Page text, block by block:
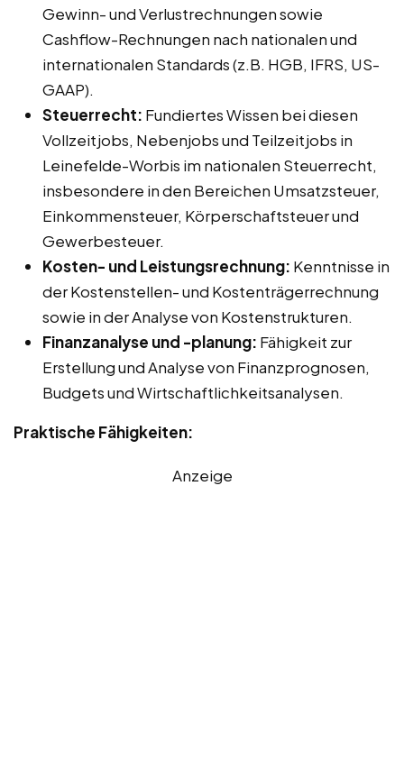
Gewinn- und Verlustrechnungen sowie
Cashflow-Rechnungen nach nationalen und
internationalen Standards (z.B. HGB, IFRS, US-
GAAP).
Steuerrecht: Fundiertes Wissen bei diesen
Vollzeitjobs, Nebenjobs und Teilzeitjobs in
Leinefelde-Worbis im nationalen Steuerrecht,
insbesondere in den Bereichen Umsatzsteuer,
Einkommensteuer, Körperschaftsteuer und
Gewerbesteuer.
Kosten- und Leistungsrechnung: Kenntnisse in
der Kostenstellen- und Kostenträgerrechnung
sowie in der Analyse von Kostenstrukturen.
Finanzanalyse und -planung: Fähigkeit zur
Erstellung und Analyse von Finanzprognosen,
Budgets und Wirtschaftlichkeitsanalysen.
Praktische Fähigkeiten:
Anzeige